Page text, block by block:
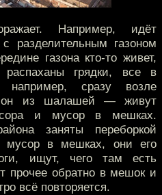
Например, идёт
разделительным газоном
газона кто-то живет,
грядки, все в
сразу возле
из шалашей — живут
и мусор в мешках.
заняты переборкой
в мешках, они его
ищут, чего там есть
прочее обратно в мешок и
всё повторяется.